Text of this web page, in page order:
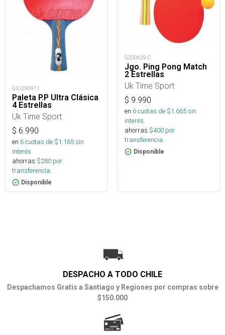
GILI290911
Paleta P.P Ultra Clásica
4 Estrellas
Uk Time Sport
$ 6.990
en 6cuotas de $1.165sin
interés
ahorras $280 por
transferencia.
Disponible
G200629-C
Jgo. Ping Pong Match
2 Estrellas
Uk Time Sport
$ 9.990
en 6cuotas de $1.665sin
interés
ahorras $400 por
transferencia.
Disponible
DESPACHO A TODO CHILE
Despachamos Gratis a Santiago y Regiones por compras sobre
$150.000